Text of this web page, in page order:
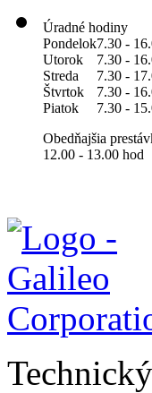
Úradné hodiny
Pondelok7.30 -
Utorok
7.30 -
Streda
7.30 -
Štvrtok
7.30 -
Piatok
7.30 -
Obedňajšia
12.00 - 13.00 hod